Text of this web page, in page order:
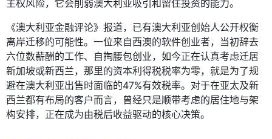
主权风险，它会削弱澳大利亚吸引和留住投资的能力。
《澳大利亚金融评论》报道，已有澳大利亚创始人公开权衡
离岸迁移的可能性。一位来自西澳的软件创业者，当初辞去
六位数薪酬的工作、自掏腰包创业，如今正在认真考虑迁居
新加坡或新西兰，那里的资本利得税税率为零，就是为了规
避在澳大利亚出售时面临的47%有效税率。对于在亚太及新
西兰都有布局的客户而言，曾经只是顺带考虑的居住地与架
构安排，正在成为由税后收益驱动的核心决策。